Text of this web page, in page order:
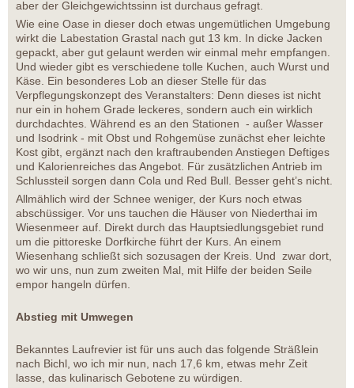
aber der Gleichgewichtssinn ist durchaus gefragt.
Wie eine Oase in dieser doch etwas ungemütlichen Umgebung
wirkt die Labestation Grastal nach gut 13 km. In dicke Jacken
gepackt, aber gut gelaunt werden wir einmal mehr empfangen.
Und wieder gibt es verschiedene tolle Kuchen, auch Wurst und
Käse. Ein besonderes Lob an dieser Stelle für das
Verpflegungskonzept des Veranstalters: Denn dieses ist nicht
nur ein in hohem Grade leckeres, sondern auch ein wirklich
durchdachtes. Während es an den Stationen - außer Wasser
und Isodrink - mit Obst und Rohgemüse zunächst eher leichte
Kost gibt, ergänzt nach den kraftraubenden Anstiegen Deftiges
und Kalorienreiches das Angebot. Für zusätzlichen Antrieb im
Schlussteil sorgen dann Cola und Red Bull. Besser geht’s nicht.
Allmählich wird der Schnee weniger, der Kurs noch etwas
abschüssiger. Vor uns tauchen die Häuser von Niederthai im
Wiesenmeer auf. Direkt durch das Hauptsiedlungsgebiet rund
um die pittoreske Dorfkirche führt der Kurs. An einem
Wiesenhang schließt sich sozusagen der Kreis. Und zwar dort,
wo wir uns, nun zum zweiten Mal, mit Hilfe der beiden Seile
empor hangeln dürfen.
Abstieg mit Umwegen
Bekanntes Laufrevier ist für uns auch das folgende Sträßlein
nach Bichl, wo ich mir nun, nach 17,6 km, etwas mehr Zeit
lasse, das kulinarisch Gebotene zu würdigen.